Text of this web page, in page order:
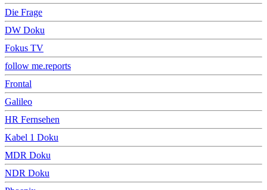
Die Frage
DW Doku
Fokus TV
follow me.reports
Frontal
Galileo
HR Fernsehen
Kabel 1 Doku
MDR Doku
NDR Doku